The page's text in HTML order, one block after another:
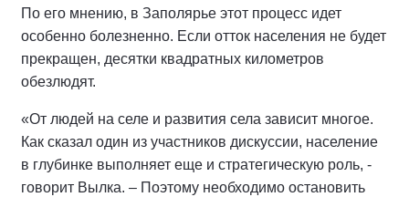
По его мнению, в Заполярье этот процесс идет
особенно болезненно. Если отток населения не будет
прекращен, десятки квадратных километров
обезлюдят.
«От людей на селе и развития села зависит многое.
Как сказал один из участников дискуссии, население
в глубинке выполняет еще и стратегическую роль, -
говорит Вылка. – Поэтому необходимо остановить